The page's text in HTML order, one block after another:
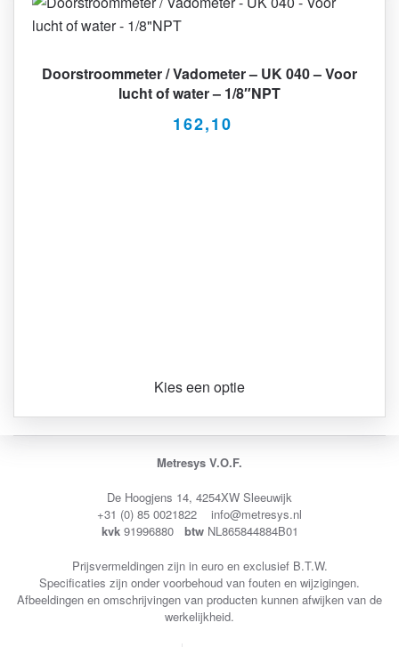
Doorstroommeter / Vadometer – UK 040 – Voor
lucht of water – 1/8″NPT
162,10
Kies een optie
Metresys V.O.F.
De Hoogjens 14, 4254XW Sleeuwijk
+31 (0) 85 0021822 info@metresys.nl
kvk 91996880 btw NL865844884B01
Prijsvermeldingen zijn in euro en exclusief B.T.W.
Specificaties zijn onder voorbehoud van fouten en wijzigingen.
Afbeeldingen en omschrijvingen van producten kunnen afwijken van de
werkelijkheid.